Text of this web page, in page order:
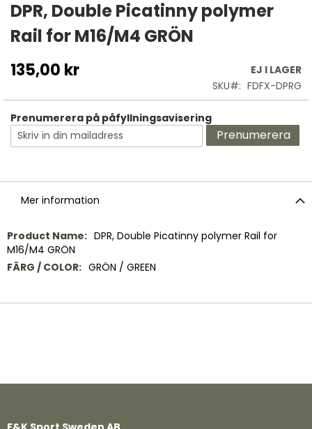
till
början
av
bildgalleriet
DPR, Double Picatinny polymer
Rail for M16/M4 GRÖN
135,00 kr
EJ I LAGER
SKU
FDFX-DPRG
Prenumerera på påfyllningsavisering
Prenumerera
Mer information
Mer
information
DPR, Double Picatinny polymer Rail for
M16/M4 GRÖN
GRÖN / GREEN